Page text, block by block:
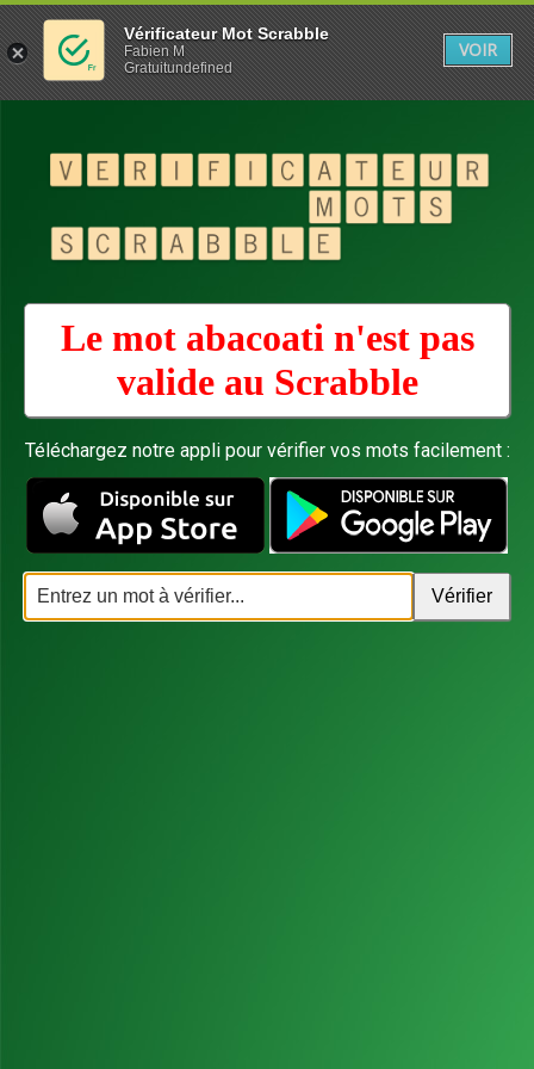
Le mot abacoati n'est pas
valide au Scrabble
Téléchargez notre appli pour vérifier vos mots facilement :
Vérificateur Mot Scrabble
Fabien M
Gratuitundefined
VOIR